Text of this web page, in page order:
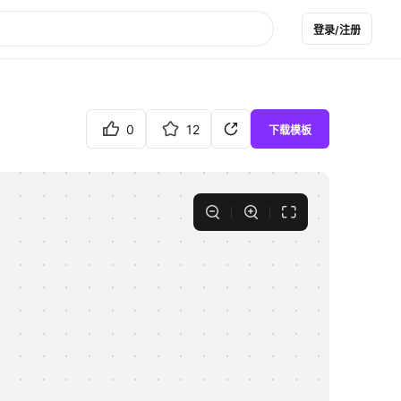
登录/注册
0 12 下载模板